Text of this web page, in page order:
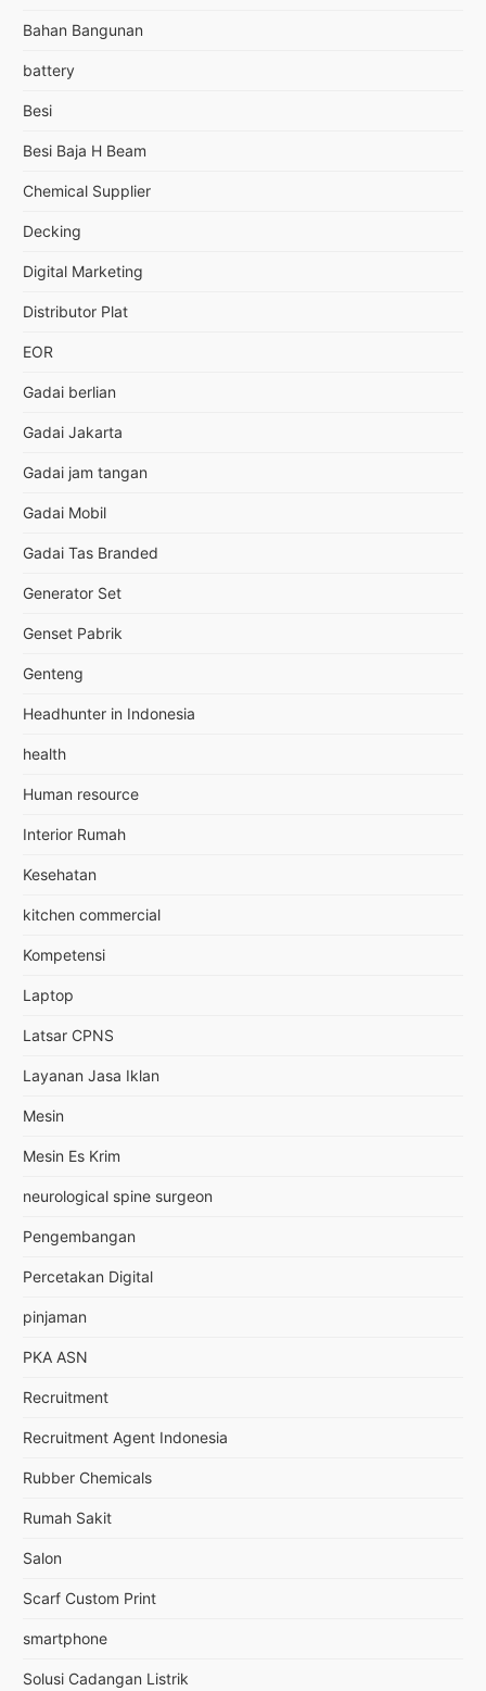
Bahan Bangunan
battery
Besi
Besi Baja H Beam
Chemical Supplier
Decking
Digital Marketing
Distributor Plat
EOR
Gadai berlian
Gadai Jakarta
Gadai jam tangan
Gadai Mobil
Gadai Tas Branded
Generator Set
Genset Pabrik
Genteng
Headhunter in Indonesia
health
Human resource
Interior Rumah
Kesehatan
kitchen commercial
Kompetensi
Laptop
Latsar CPNS
Layanan Jasa Iklan
Mesin
Mesin Es Krim
neurological spine surgeon
Pengembangan
Percetakan Digital
pinjaman
PKA ASN
Recruitment
Recruitment Agent Indonesia
Rubber Chemicals
Rumah Sakit
Salon
Scarf Custom Print
smartphone
Solusi Cadangan Listrik